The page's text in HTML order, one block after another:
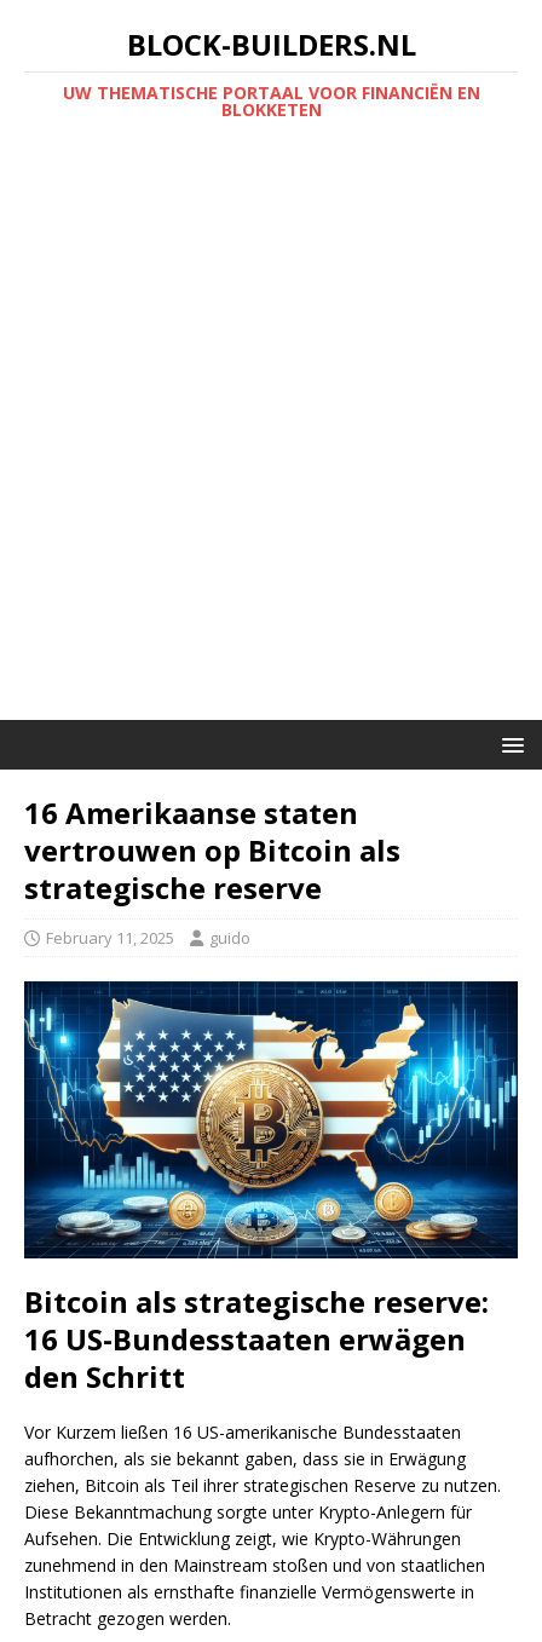
BLOCK-BUILDERS.NL
UW THEMATISCHE PORTAAL VOOR FINANCIËN EN
BLOKKETEN
16 Amerikaanse staten
vertrouwen op Bitcoin als
strategische reserve
February 11, 2025 guido
Bitcoin als strategische reserve:
16 US-Bundesstaaten erwägen
den Schritt
Vor Kurzem ließen 16 US-amerikanische Bundesstaaten
aufhorchen, als sie bekannt gaben, dass sie in Erwägung
ziehen, Bitcoin als Teil ihrer strategischen Reserve zu nutzen.
Diese Bekanntmachung sorgte unter Krypto-Anlegern für
Aufsehen. Die Entwicklung zeigt, wie Krypto-Währungen
zunehmend in den Mainstream stoßen und von staatlichen
Institutionen als ernsthafte finanzielle Vermögenswerte in
Betracht gezogen werden.